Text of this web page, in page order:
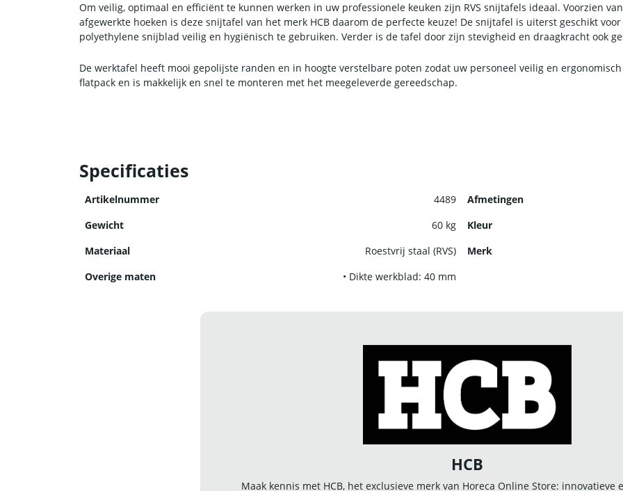
Om veilig, optimaal en efficiënt te kunnen werken in uw professionele keuken zijn RVS snijtafels ideaal. Voorzien
afgewerkte hoeken is deze snijtafel van het merk HCB daarom de perfecte keuze! De snijtafel is uiterst geschikt
polyethylene snijblad veilig en hygiënisch te gebruiken. Verder is de tafel door zijn stevigheid en draagkracht ook
De werktafel heeft mooi gepolijste randen en in hoogte verstelbare poten zodat uw personeel veilig en
flatpack en is makkelijk en snel te monteren met het meegeleverde gereedschap.
Specificaties
Artikelnummer 4489 Afmetingen
Gewicht
60 kg Kleur
Materiaal
Roestvrij staal (RVS) Merk
Overige maten
• Dikte werkblad: 40 mm
HCB
Maak kennis met HCB, het exclusieve merk van Horeca Online Store: innovatieve